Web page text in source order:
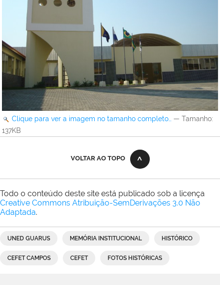
Clique para ver a imagem no tamanho completo… — Tamanho:
137KB
VOLTAR AO TOPO
Todo o conteúdo deste site está publicado sob a licença
Creative Commons Atribuição-SemDerivações 3.0 Não
Adaptada.
UNED GUARUS MEMÓRIA INSTITUCIONAL HISTÓRICO
CEFET CAMPOS CEFET FOTOS HISTÓRICAS